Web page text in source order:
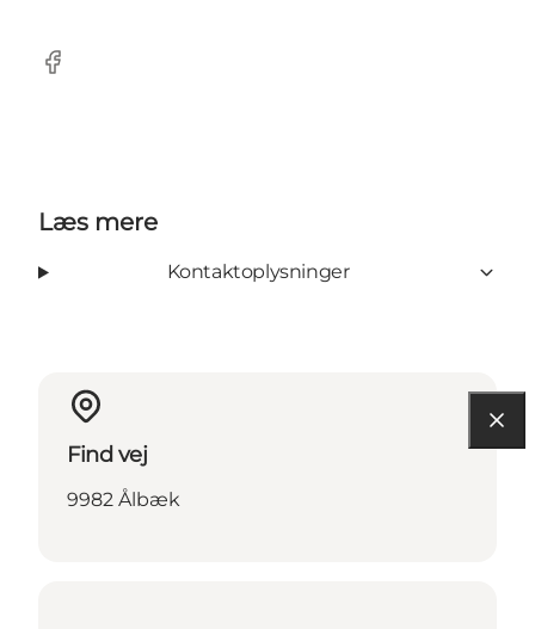
Facebook
Læs mere
Kontaktoplysninger
Find vej
9982 Ålbæk